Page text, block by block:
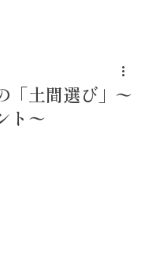
「土間選び」〜
ト〜